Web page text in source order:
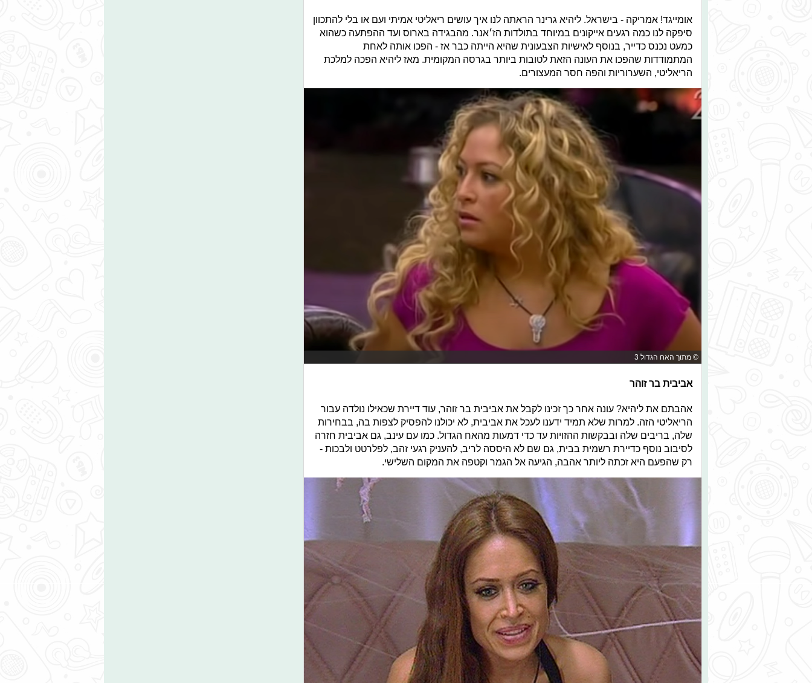
אומייגד! אמריקה - בישראל. ליהיא גרינר הראתה לנו איך עושים ריאליטי אמיתי ועם או בלי להתכוון
סיפקה לנו כמה רגעים אייקונים במיוחד בתולדות הז׳אנר. מהבגידה בארוס ועד ההפתעה כשהוא
כמעט נכנס כדייר, בנוסף לאישיות הצבעונית שהיא הייתה כבר אז - הפכו אותה לאחת
המתמודדות שהפכו את העונה הזאת לטובות ביותר בגרסה המקומית. מאז ליהיא הפכה למלכת
הריאליטי, השערוריות והפה חסר המעצורים.
© מתוך האח הגדול 3
אביבית בר זוהר
אהבתם את ליהיא? עונה אחר כך זכינו לקבל את אביבית בר זוהר, עוד דיירת שכאילו נולדה עבור
הריאליטי הזה. למרות שלא תמיד ידענו לעכל את אביבית, לא יכולנו להפסיק לצפות בה, בבחירות
שלה, בריבים שלה ובבקשות ההזויות עד כדי דמעות מהאח הגדול. כמו עם עינב, גם אביבית חזרה
לסיבוב נוסף כדיירת רשמית בבית, גם שם לא היססה לריב, להעניק רגעי זהב, לפלרטט ולבכות -
רק שהפעם היא זכתה ליותר אהבה, הגיעה אל הגמר וקטפה את המקום השלישי.